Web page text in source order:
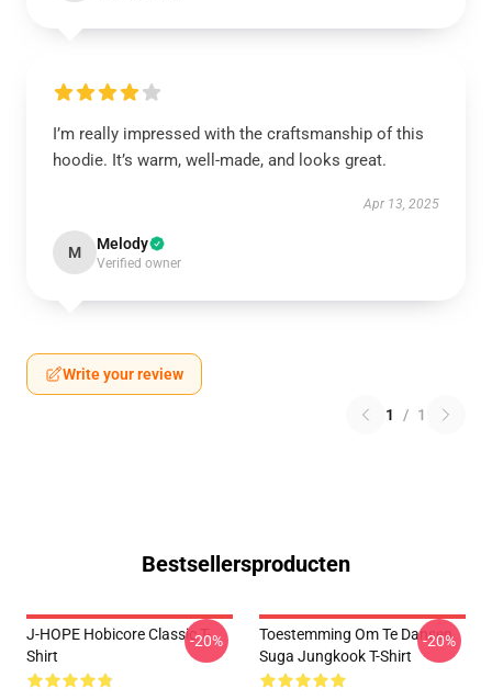
I’m really impressed with the craftsmanship of this
hoodie. It’s warm, well-made, and looks great.
Apr 13, 2025
M Melody
Verified owner
Write your review
1 / 1
Bestsellersproducten
J-HOPE Hobicore Classic T-
Shirt
-20%
Toestemming Om Te Dansen
Suga Jungkook T-Shirt
-20%